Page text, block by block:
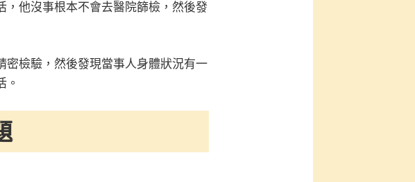
他沒事根本不會去醫院篩檢，然後發
密檢驗，然後發現當事人身體狀況有一
。